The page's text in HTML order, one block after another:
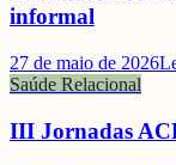
informal
27 de maio de 2026
Saúde Relacional
III Jornadas